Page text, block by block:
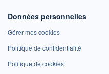
Données personnelles
Gérer mes cookies
Politique de confidentialité
Politique de cookies